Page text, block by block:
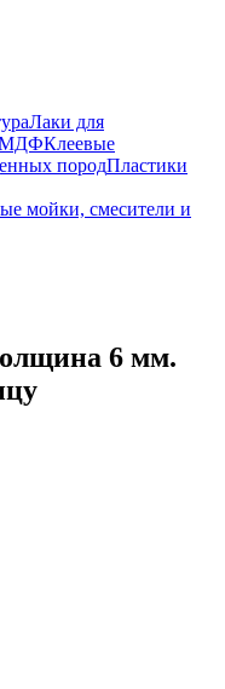
Лаки для
МДФКлеевые
породПластики
мойки, смесители и
6 мм.